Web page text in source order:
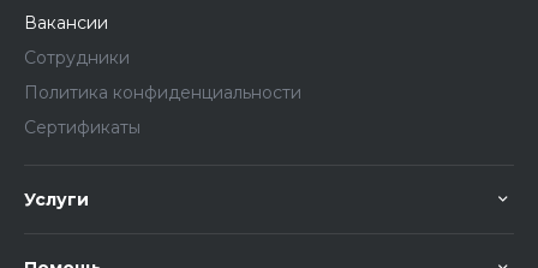
Вакансии
Сотрудники
Политика конфиденциальности
Сертификаты
Услуги